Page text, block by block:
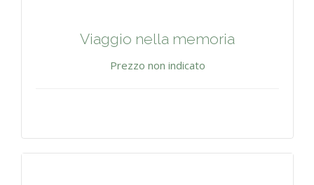
Viaggio nella memoria
Prezzo non indicato